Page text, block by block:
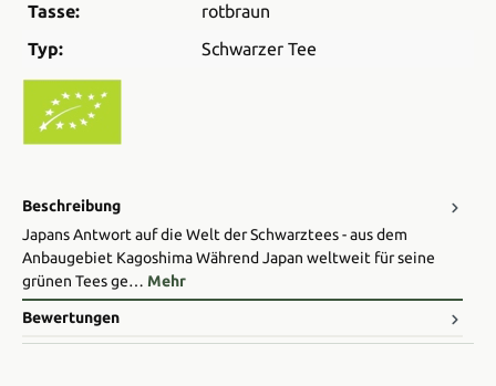
Tasse:
rotbraun
Typ:
Schwarzer Tee
Beschreibung
Japans Antwort auf die Welt der Schwarztees - aus dem
Anbaugebiet Kagoshima Während Japan weltweit für seine
grünen Tees ge… Mehr
Bewertungen